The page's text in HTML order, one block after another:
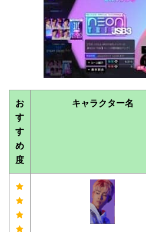
お
す
す
め
度
キャラクター名